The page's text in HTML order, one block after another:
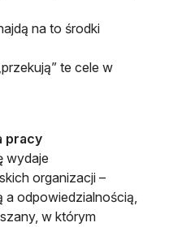
na to środki
te cele w
pracy
wydaje
organizacji –
a odpowiedzialnością,
w którym